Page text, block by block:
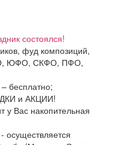
состоялся!
фуд композиций,
ЮФО, СКФО, ПФО,
бесплатно;
и АКЦИИ!
у Вас накопительная
осуществляется